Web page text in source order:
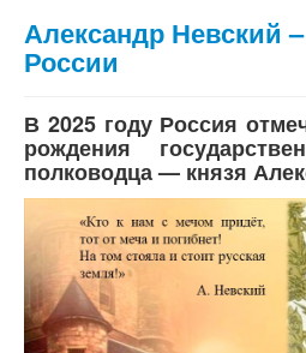
Александр Невский
России
В 2025 году Россия
рождения
полководца — князя